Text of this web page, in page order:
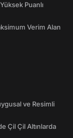
Puanlı
Verim Alan
ve Resimli
Çil Çil Altınlarda